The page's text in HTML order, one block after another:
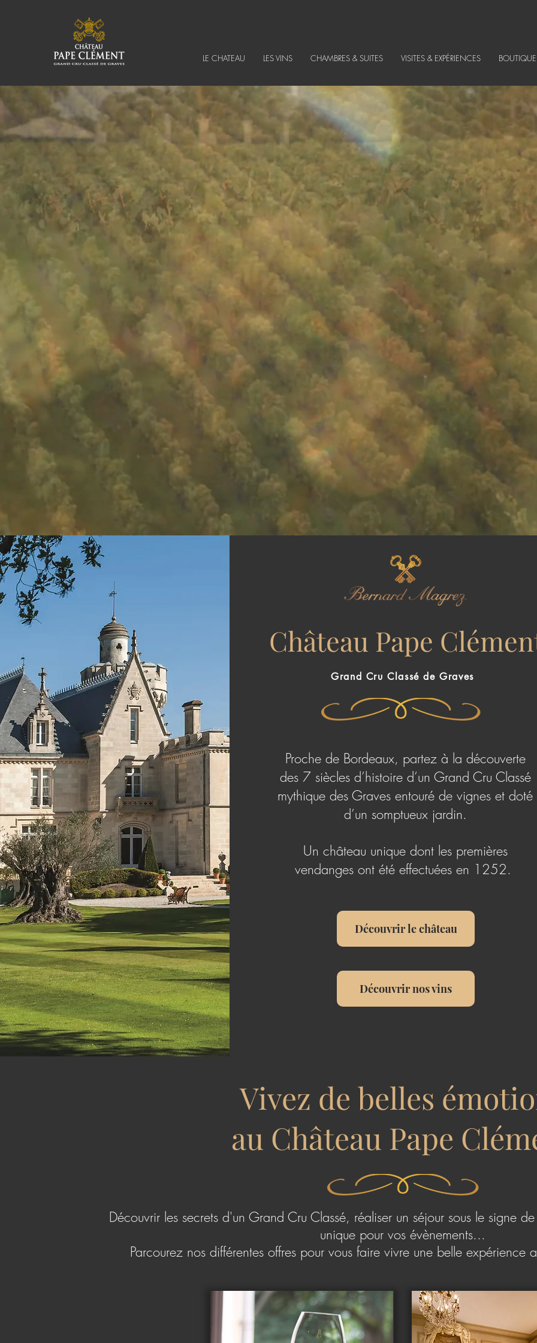
LE CHATEAU LES VINS CHAMBRES & SUITES VISITES & EXPÉRIENCES BOUTIQUE
Château Pape
Grand Cru Classé de Graves
Proche de Bordeaux, partez à la découverte
des 7 siècles d’histoire d’un Grand Cru Classé
mythique des Graves entouré de vignes et doté
d’un somptueux jardin.
Un château unique dont les premières
vendanges ont été effectuées en 1252.
Découvrir le château
Découvrir nos vins
Vivez de belles
au Château Pape
Découvrir les secrets d'un Grand Cru Classé, réaliser un séjour sous le signe
unique pour vos évènements...
Parcourez nos différentes offres pour vous faire vivre une belle expérience